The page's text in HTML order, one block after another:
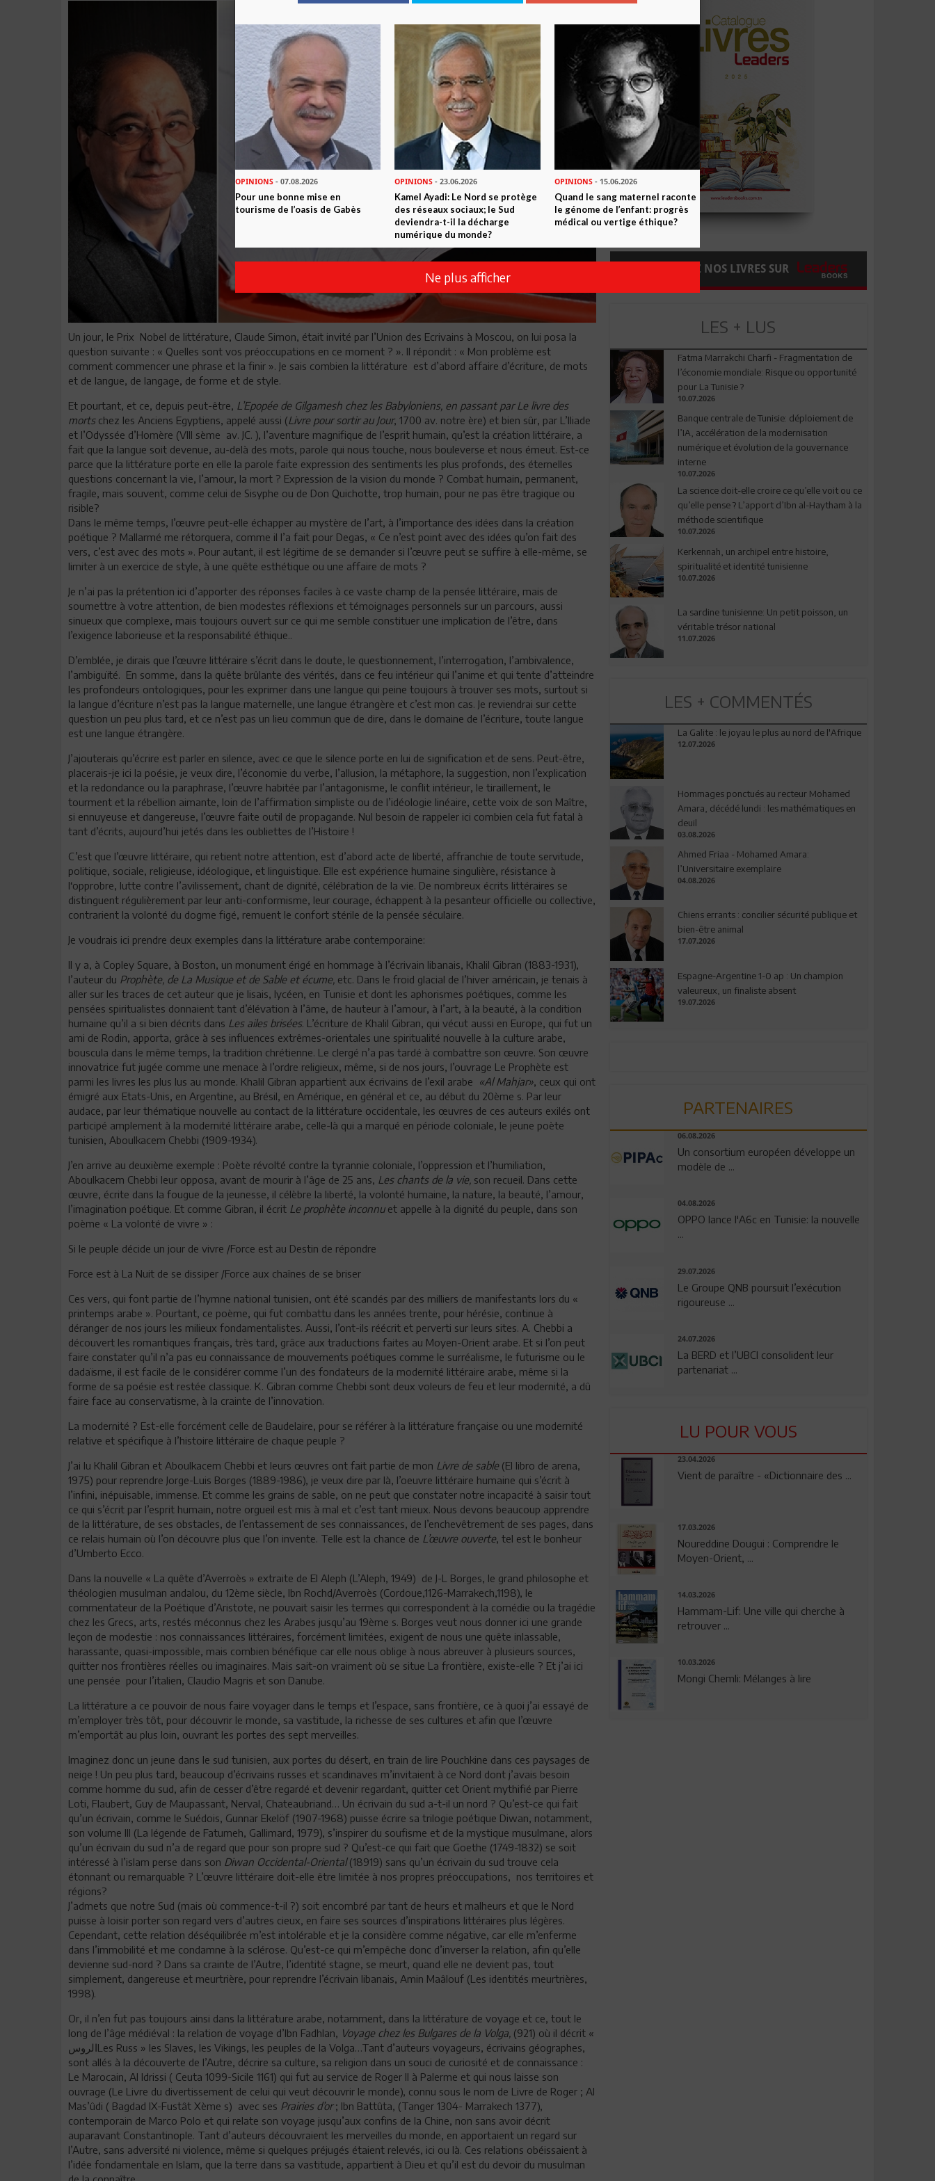
Un jour, le Prix Nobel de littérature, Claude Simon, était invité par l’Union des Ecrivains à Moscou, on lui posa la
question suivante : « Quelles sont vos préoccupations en ce moment ? ». Il répondit : « Mon problème est
comment commencer une phrase et la finir ». Je sais combien la littérature est d’abord affaire d’écriture, de mots
et de langue, de langage, de forme et de style.
Et pourtant, et ce, depuis peut-être, L’Epopée de Gilgamesh chez les Babyloniens, en passant par Le livre des
mortschez les Anciens Egyptiens, appelé aussi (Livre pour sortir au Jour, 1700 av. notre ère) et bien sûr, par L’Iliade
et l’Odyssée d’Homère (VIII sème av. JC. ), l’aventure magnifique de l’esprit humain, qu’est la création littéraire, a
fait que la langue soit devenue, au-delà des mots, parole qui nous touche, nous bouleverse et nous émeut. Est-ce
parce que la littérature porte en elle la parole faite expression des sentiments les plus profonds, des éternelles
questions concernant la vie, l’amour, la mort ? Expression de la vision du monde ? Combat humain, permanent,
fragile, mais souvent, comme celui de Sisyphe ou de Don Quichotte, trop humain, pour ne pas être tragique ou
risible?
Dans le même temps, l’œuvre peut-elle échapper au mystère de l’art, à l’importance des idées dans la création
poétique ? Mallarmé me rétorquera, comme il l’a fait pour Degas, « Ce n’est point avec des idées qu’on fait des
vers, c’est avec des mots ». Pour autant, il est légitime de se demander si l’œuvre peut se suffire à elle-même, se
limiter à un exercice de style, à une quête esthétique ou une affaire de mots ?
Je n’ai pas la prétention ici d’apporter des réponses faciles à ce vaste champ de la pensée littéraire, mais de
soumettre à votre attention, de bien modestes réflexions et témoignages personnels sur un parcours, aussi
sinueux que complexe, mais toujours ouvert sur ce qui me semble constituer une implication de l’être, dans
l’exigence laborieuse et la responsabilité éthique..
D’emblée, je dirais que l’œuvre littéraire s’écrit dans le doute, le questionnement, l’interrogation, l’ambivalence,
l’ambiguïté. En somme, dans la quête brûlante des vérités, dans ce feu intérieur qui l’anime et qui tente d’atteindre
les profondeurs ontologiques, pour les exprimer dans une langue qui peine toujours à trouver ses mots, surtout si
la langue d’écriture n’est pas la langue maternelle, une langue étrangère et c’est mon cas. Je reviendrai sur cette
question un peu plus tard, et ce n’est pas un lieu commun que de dire, dans le domaine de l’écriture, toute langue
est une langue étrangère.
J’ajouterais qu’écrire est parler en silence, avec ce que le silence porte en lui de signification et de sens. Peut-être,
placerais-je ici la poésie, je veux dire, l’économie du verbe, l’allusion, la métaphore, la suggestion, non l’explication
et la redondance ou la paraphrase, l’œuvre habitée par l’antagonisme, le conflit intérieur, le tiraillement, le
tourment et la rébellion aimante, loin de l’affirmation simpliste ou de l’idéologie linéaire, cette voix de son Maître,
si ennuyeuse et dangereuse, l’œuvre faite outil de propagande. Nul besoin de rappeler ici combien cela fut fatal à
tant d’écrits, aujourd’hui jetés dans les oubliettes de l’Histoire !
C’est que l’œuvre littéraire, qui retient notre attention, est d’abord acte de liberté, affranchie de toute servitude,
politique, sociale, religieuse, idéologique, et linguistique. Elle est expérience humaine singulière, résistance à
l‘opprobre, lutte contre l’avilissement, chant de dignité, célébration de la vie. De nombreux écrits littéraires se
distinguent régulièrement par leur anti-conformisme, leur courage, échappent à la pesanteur officielle ou collective,
contrarient la volonté du dogme figé, remuent le confort stérile de la pensée séculaire.
Je voudrais ici prendre deux exemples dans la littérature arabe contemporaine:
Il y a, à Copley Square, à Boston, un monument érigé en hommage à l’écrivain libanais, Khalil Gibran (1883-1931),
l’auteur du Prophète, de La Musique et de Sable et écume, etc. Dans le froid glacial de l’hiver américain, je tenais à
aller sur les traces de cet auteur que je lisais, lycéen, en Tunisie et dont les aphorismes poétiques, comme les
pensées spiritualistes donnaient tant d’élévation à l’âme, de hauteur à l’amour, à l’art, à la beauté, à la condition
humaine qu’il a si bien décrits dans Les ailes brisées. L’écriture de Khalil Gibran, qui vécut aussi en Europe, qui fut un
ami de Rodin, apporta, grâce à ses influences extrêmes-orientales une spiritualité nouvelle à la culture arabe,
bouscula dans le même temps, la tradition chrétienne. Le clergé n’a pas tardé à combattre son œuvre. Son œuvre
innovatrice fut jugée comme une menace à l’ordre religieux, même, si de nos jours, l’ouvrage Le Prophète est
parmi les livres les plus lus au monde. Khalil Gibran appartient aux écrivains de l’exil arabe
«Al Mahjar», ceux qui ont
émigré aux Etats-Unis, en Argentine, au Brésil, en Amérique, en général et ce, au début du 20ème s. Par leur
audace, par leur thématique nouvelle au contact de la littérature occidentale, les œuvres de ces auteurs exilés ont
participé amplement à la modernité littéraire arabe, celle-là qui a marqué en période coloniale, le jeune poète
tunisien, Aboulkacem Chebbi (1909-1934).
J’en arrive au deuxième exemple : Poète révolté contre la tyrannie coloniale, l’oppression et l’humiliation,
Aboulkacem Chebbi leur opposa, avant de mourir à l’âge de 25 ans, Les chants de la vie, son recueil. Dans cette
œuvre, écrite dans la fougue de la jeunesse, il célèbre la liberté, la volonté humaine, la nature, la beauté, l’amour,
l’imagination poétique. Et comme Gibran, il écrit Le prophète inconnuet appelle à la dignité du peuple, dans son
poème « La volonté de vivre » :
Si le peuple décide un jour de vivre /Force est au Destin de répondre
Force est à La Nuit de se dissiper /Force aux chaînes de se briser
Ces vers, qui font partie de l’hymne national tunisien, ont été scandés par des milliers de manifestants lors du «
printemps arabe ». Pourtant, ce poème, qui fut combattu dans les années trente, pour hérésie, continue à
déranger de nos jours les milieux fondamentalistes. Aussi, l’ont-ils réécrit et perverti sur leurs sites. A. Chebbi a
découvert les romantiques français, très tard, grâce aux traductions faites au Moyen-Orient arabe. Et si l’on peut
faire constater qu’il n’a pas eu connaissance de mouvements poétiques comme le surréalisme, le futurisme ou le
dadaïsme, il est facile de le considérer comme l’un des fondateurs de la modernité littéraire arabe, même si la
forme de sa poésie est restée classique. K. Gibran comme Chebbi sont deux voleurs de feu et leur modernité, a dû
faire face au conservatisme, à la crainte de l’innovation.
La modernité ? Est-elle forcément celle de Baudelaire, pour se référer à la littérature française ou une modernité
relative et spécifique à l’histoire littéraire de chaque peuple ?
J’ai lu Khalil Gibran et Aboulkacem Chebbi et leurs œuvres ont fait partie de mon Livre de sable (El libro de arena,
1975) pour reprendre Jorge-Luis Borges (1889-1986), je veux dire par là, l’oeuvre littéraire humaine qui s’écrit à
l’infini, inépuisable, immense. Et comme les grains de sable, on ne peut que constater notre incapacité à saisir tout
ce qui s’écrit par l’esprit humain, notre orgueil est mis à mal et c’est tant mieux. Nous devons beaucoup apprendre
de la littérature, de ses obstacles, de l’entassement de ses connaissances, de l’enchevêtrement de ses pages, dans
ce relais humain où l’on découvre plus que l’on invente. Telle est la chance de L’œuvre ouverte, tel est le bonheur
d’Umberto Ecco.
Dans la nouvelle « La quête d’Averroès » extraite de El Aleph (L’Aleph, 1949) de J-L Borges, le grand philosophe et
théologien musulman andalou, du 12ème siècle, Ibn Rochd/Averroès (Cordoue,1126-Marrakech,1198), le
commentateur de la Poétique d’Aristote, ne pouvait saisir les termes qui correspondent à la comédie ou la tragédie
chez les Grecs, arts, restés méconnus chez les Arabes jusqu’au 19ème s. Borges veut nous donner ici une grande
leçon de modestie : nos connaissances littéraires, forcément limitées, exigent de nous une quête inlassable,
harassante, quasi-impossible, mais combien bénéfique car elle nous oblige à nous abreuver à plusieurs sources,
quitter nos frontières réelles ou imaginaires. Mais sait-on vraiment où se situe La frontière, existe-elle ? Et j’ai ici
une pensée pour l’italien, Claudio Magris et son Danube.
La littérature a ce pouvoir de nous faire voyager dans le temps et l’espace, sans frontière, ce à quoi j’ai essayé de
m’employer très tôt, pour découvrir le monde, sa vastitude, la richesse de ses cultures et afin que l’œuvre
m’emportât au plus loin, ouvrant les portes des sept merveilles.
Imaginez donc un jeune dans le sud tunisien, aux portes du désert, en train de lire Pouchkine dans ces paysages de
neige ! Un peu plus tard, beaucoup d’écrivains russes et scandinaves m’invitaient à ce Nord dont j’avais besoin
comme homme du sud, afin de cesser d’être regardé et devenir regardant, quitter cet Orient mythifié par Pierre
Loti, Flaubert, Guy de Maupassant, Nerval, Chateaubriand… Un écrivain du sud a-t-il un nord ? Qu’est-ce qui fait
qu’un écrivain, comme le Suédois, Gunnar Ekelöf (1907-1968) puisse écrire sa trilogie poétique Diwan, notamment,
son volume III (La légende de Fatumeh, Gallimard, 1979), s’inspirer du soufisme et de la mystique musulmane, alors
qu’un écrivain du sud n’a de regard que pour son propre sud ? Qu’est-ce qui fait que Goethe (1749-1832) se soit
intéressé à l’islam perse dans son Diwan Occidental-Oriental(18919) sans qu’un écrivain du sud trouve cela
étonnant ou remarquable ? L’œuvre littéraire doit-elle être limitée à nos propres préoccupations, nos territoires et
régions?
J’admets que notre Sud (mais où commence-t-il ?) soit encombré par tant de heurs et malheurs et que le Nord
puisse à loisir porter son regard vers d’autres cieux, en faire ses sources d’inspirations littéraires plus légères.
Cependant, cette relation déséquilibrée m’est intolérable et je la considère comme négative, car elle m’enferme
dans l’immobilité et me condamne à la sclérose. Qu’est-ce qui m’empêche donc d’inverser la relation, afin qu’elle
devienne sud-nord ? Dans sa crainte de l’Autre, l’identité stagne, se meurt, quand elle ne devient pas, tout
simplement, dangereuse et meurtrière, pour reprendre l’écrivain libanais, Amin Maâlouf (Les identités meurtrières,
1998).
Or, il n’en fut pas toujours ainsi dans la littérature arabe, notamment, dans la littérature de voyage et ce, tout le
long de l’âge médiéval : la relation de voyage d’Ibn Fadhlan, Voyage chez les Bulgares de la Volga, (921) où il décrit «
الروسLes Russ » les Slaves, les Vikings, les peuples de la Volga…Tant d’auteurs voyageurs, écrivains géographes,
sont allés à la découverte de l’Autre, décrire sa culture, sa religion dans un souci de curiosité et de connaissance :
Le Marocain, Al Idrissi ( Ceuta 1099-Sicile 1161) qui fut au service de Roger II à Palerme et qui nous laisse son
ouvrage (Le Livre du divertissement de celui qui veut découvrir le monde), connu sous le nom de Livre de Roger ; Al
Mas’ûdi ( Bagdad IX-Fustât Xème s) avec ses Prairies d’or; Ibn Battûta, (Tanger 1304- Marrakech 1377),
contemporain de Marco Polo et qui relate son voyage jusqu’aux confins de la Chine, non sans avoir décrit
auparavant Constantinople. Tant d’auteurs découvraient les merveilles du monde, en apportaient un regard sur
l’Autre, sans adversité ni violence, même si quelques préjugés étaient relevés, ici ou là. Ces relations obéissaient à
l’idée fondamentale en Islam, que la terre dans sa vastitude, appartient à Dieu et qu’il est du devoir du musulman
COMMANDEZ NOS LIVRES SUR
LES + LUS
Fatma Marrakchi Charfi - Fragmentation de
l’économie mondiale: Risque ou opportunité
pour La Tunisie ?
10.07.2026
Banque centrale de Tunisie: déploiement de
l’IA, accélération de la modernisation
numérique et évolution de la gouvernance
interne
10.07.2026
La science doit-elle croire ce qu’elle voit ou ce
qu’elle pense ? L’apport d’Ibn al-Haytham à la
méthode scientifique
10.07.2026
Kerkennah, un archipel entre histoire,
spiritualité et identité tunisienne
10.07.2026
La sardine tunisienne: Un petit poisson, un
véritable trésor national
11.07.2026
LES + COMMENTÉS
La Galite : le joyau le plus au nord de l'Afrique
12.07.2026
Hommages ponctués au recteur Mohamed
Amara, décédé lundi : les mathématiques en
deuil
03.08.2026
Ahmed Friaa - Mohamed Amara:
l’Universitaire exemplaire
04.08.2026
Chiens errants : concilier sécurité publique et
bien-être animal
17.07.2026
Espagne-Argentine 1-0 ap : Un champion
valeureux, un finaliste absent
19.07.2026
PARTENAIRES
06.08.2026
Un consortium européen développe un
modèle de ...
04.08.2026
OPPO lance l'A6c en Tunisie: la nouvelle
...
29.07.2026
Le Groupe QNB poursuit l’exécution
rigoureuse ...
24.07.2026
La BERD et l’UBCI consolident leur
partenariat ...
LU POUR VOUS
23.04.2026
Vient de paraître - «Dictionnaire des ...
17.03.2026
Noureddine Dougui : Comprendre le
Moyen-Orient, ...
14.03.2026
Hammam-Lif: Une ville qui cherche à
retrouver ...
10.03.2026
Mongi Chemli: Mélanges à lire
OPINIONS - 07.08.2026
Pour une bonne mise en
tourisme de l’oasis de Gabès
OPINIONS - 23.06.2026
Kamel Ayadi: Le Nord se protège
des réseaux sociaux; le Sud
deviendra-t-il la décharge
numérique du monde?
OPINIONS- 15.06.2026
Quand le sang maternel raconte
le génome de l’enfant: progrès
médical ou vertige éthique?
Ne plus afficher